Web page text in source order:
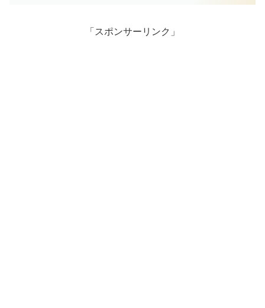
「スポンサーリンク」